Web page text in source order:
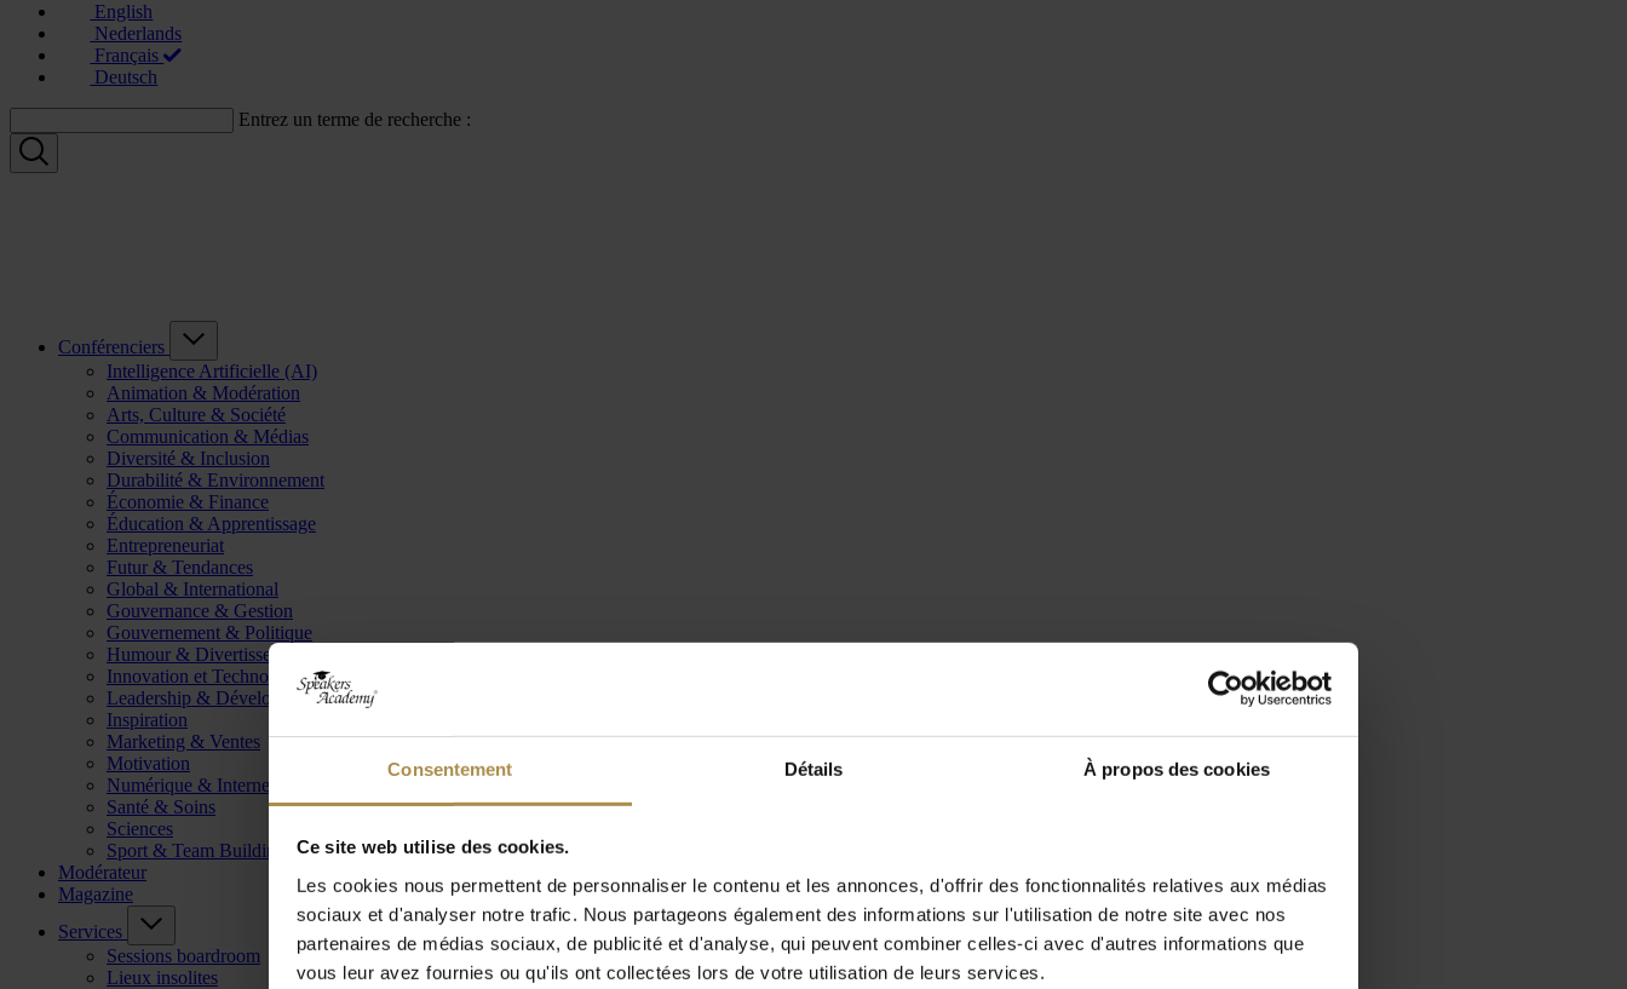
Consentement Détails À propos des cookies
Ce site web utilise des cookies.
Les cookies nous permettent de personnaliser le contenu et les annonces, d'offrir des fonctionnalités relatives aux médias
sociaux et d'analyser notre trafic. Nous partageons également des informations sur l'utilisation de notre site avec nos
partenaires de médias sociaux, de publicité et d'analyse, qui peuvent combiner celles-ci avec d'autres informations que
vous leur avez fournies ou qu'ils ont collectées lors de votre utilisation de leurs services.
English
Nederlands
Français
Deutsch
Entrez un terme de recherche :
Conférenciers
Intelligence Artificielle (AI)
Animation & Modération
Arts, Culture & Société
Communication & Médias
Diversité & Inclusion
Durabilité & Environnement
Économie & Finance
Éducation & Apprentissage
Entrepreneuriat
Futur & Tendances
Global & International
Gouvernance & Gestion
Gouvernement & Politique
Humour & Divertissement
Innovation et Technologie
Leadership & Développement
Inspiration
Marketing & Ventes
Motivation
Numérique & Internet
Santé & Soins
Sciences
Sport & Team Building
Modérateur
Magazine
Services
Sessions boardroom
Lieux insolites